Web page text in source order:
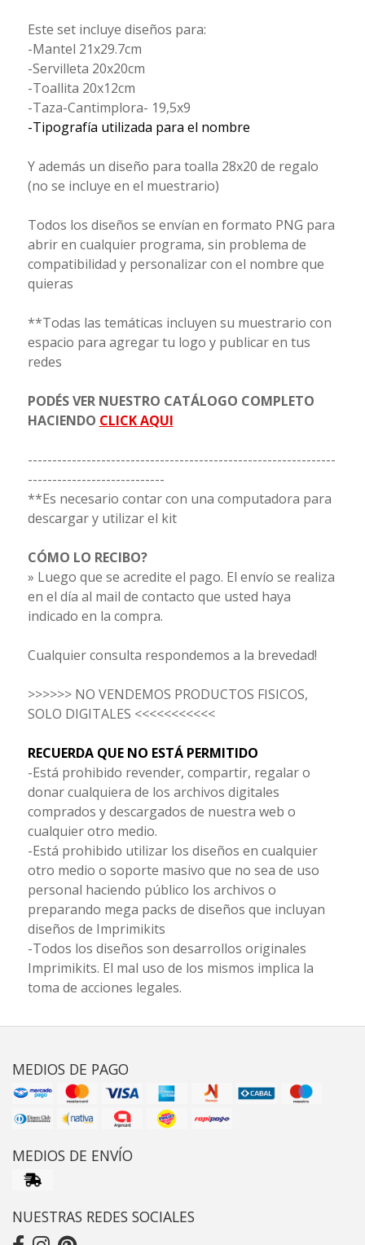
Este set incluye diseños para:
-Mantel 21x29.7cm
-Servilleta 20x20cm
-Toallita 20x12cm
-Taza-Cantimplora- 19,5x9
-Tipografía utilizada para el nombre
Y además un diseño para toalla 28x20 de regalo
(no se incluye en el muestrario)
Todos los diseños se envían en formato PNG para
abrir en cualquier programa, sin problema de
compatibilidad y personalizar con el nombre que
quieras
**Todas las temáticas incluyen su muestrario con
espacio para agregar tu logo y publicar en tus
redes
PODÉS VER NUESTRO CATÁLOGO COMPLETO
HACIENDO CLICK AQUI
---------------------------------------------------------------
----------------------------
**Es necesario contar con una computadora para
descargar y utilizar el kit
CÓMO LO RECIBO?
» Luego que se acredite el pago. El envío se realiza
en el día al mail de contacto que usted haya
indicado en la compra.
Cualquier consulta respondemos a la brevedad!
>>>>>> NO VENDEMOS PRODUCTOS FISICOS,
SOLO DIGITALES <<<<<<<<<<<
RECUERDA QUE NO ESTÁ PERMITIDO
-Está prohibido revender, compartir, regalar o
donar cualquiera de los archivos digitales
comprados y descargados de nuestra web o
cualquier otro medio.
-Está prohibido utilizar los diseños en cualquier
otro medio o soporte masivo que no sea de uso
personal haciendo público los archivos o
preparando mega packs de diseños que incluyan
diseños de Imprimikits
-Todos los diseños son desarrollos originales
Imprimikits. El mal uso de los mismos implica la
toma de acciones legales.
MEDIOS DE PAGO
MEDIOS DE ENVÍO
NUESTRAS REDES SOCIALES